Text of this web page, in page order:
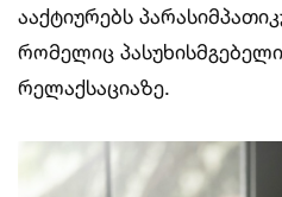
ააქტიურებს
რომელიც
რელაქსაციაზე.